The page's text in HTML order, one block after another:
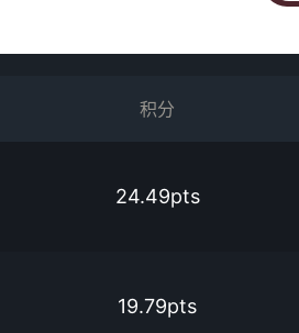
积分
24.49pts
19.79pts